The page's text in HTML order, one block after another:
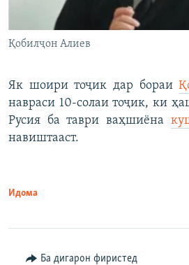
Қобилҷон Алиев
Як шоири тоҷик дар бораи
навраси 10-солаи тоҷик, ки
Русия ба таври ваҳшиёна
навиштааст.
Идома
Ба дигарон фиристед